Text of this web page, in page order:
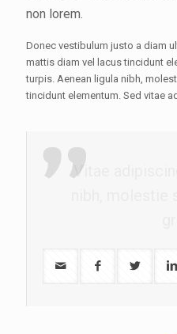
non lorem.
Donec vestibulum justo a diam
mattis diam vel lacus tincidunt
turpis. Aenean ligula nibh,
tincidunt elementum. Sed vitae
Vitae